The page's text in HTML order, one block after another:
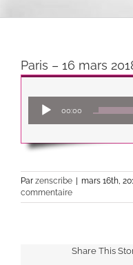
Paris – 16 mars
00:00
Par zenscribe mars 16th,
commentaire
Share This